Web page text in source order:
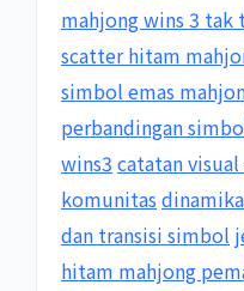
mahjong wins 3 tak
scatter hitam
simbol emas
perbandingan
wins3 catatan
komunitas
dan transisi simbol
hitam mahjong